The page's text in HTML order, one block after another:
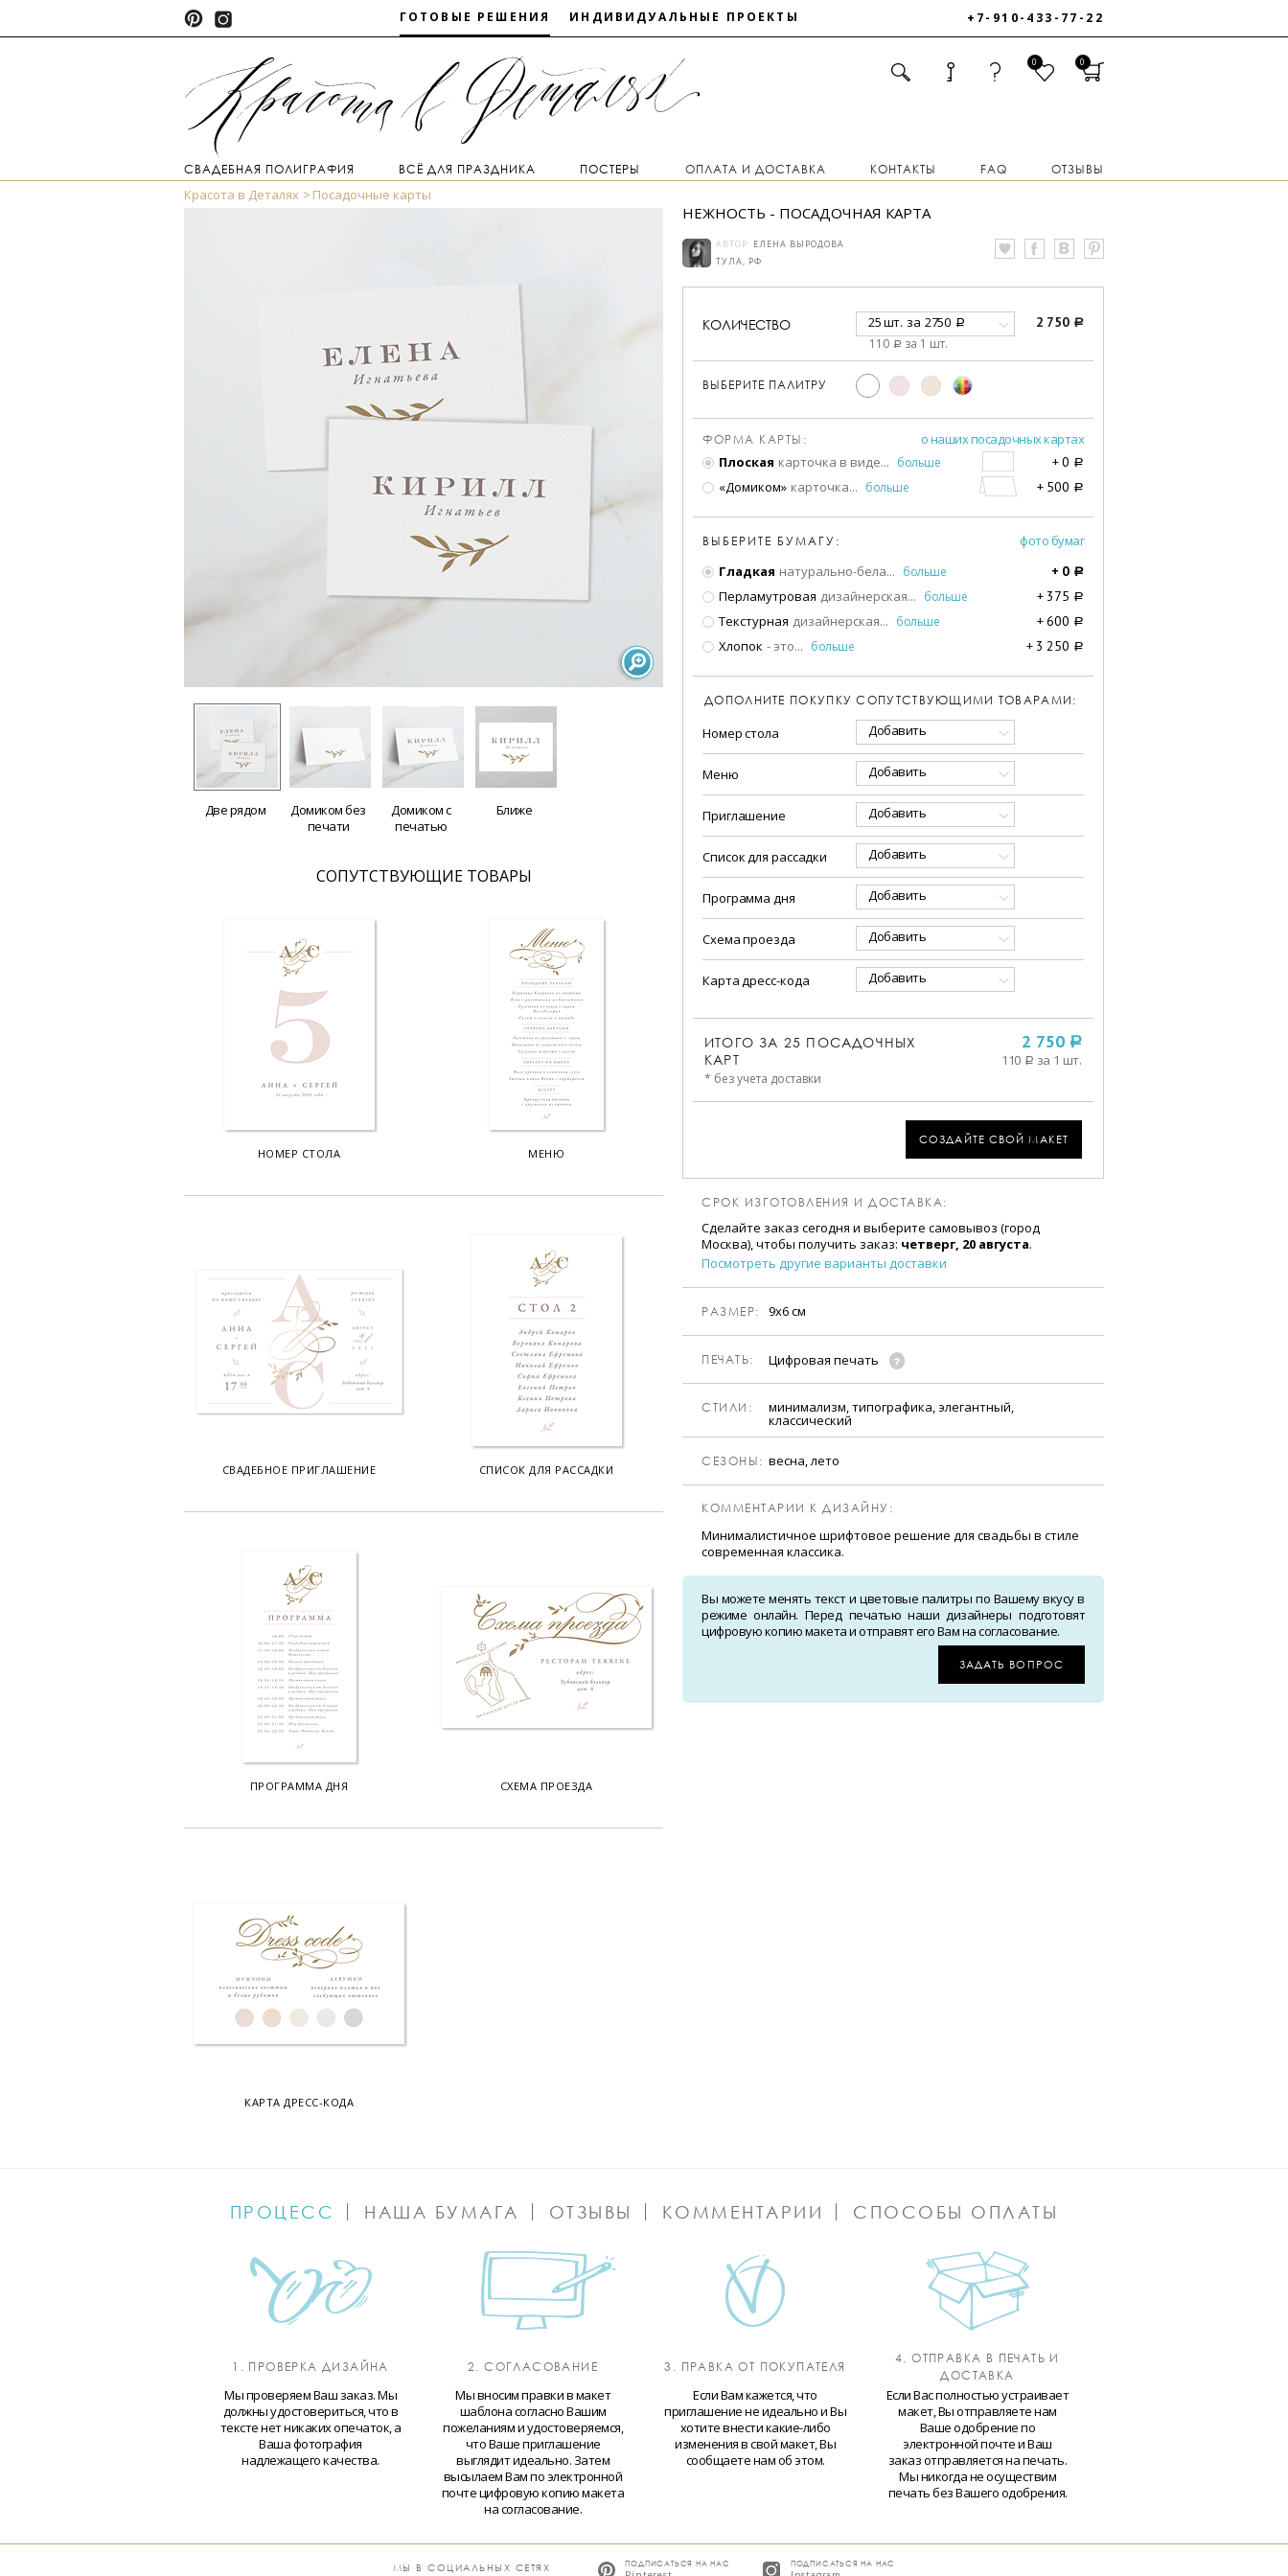
ГОТОВЫЕ РЕШЕНИЯ ИНДИВИДУАЛЬНЫЕ ПРОЕКТЫ +7-910-433-77-22
0 0
СВАДЕБНАЯ ПОЛИГРАФИЯ ВСЁ ДЛЯ ПРАЗДНИКА ПОСТЕРЫ ОПЛАТА И ДОСТАВКА КОНТАКТЫ FAQ ОТЗЫВЫ
Красота в Деталях Посадочные карты
Две рядом
Домиком без
печати
Домиком с
печатью
Ближе
CОПУТСТВУЮЩИЕ ТОВАРЫ
НОМЕР СТОЛА МЕНЮ
СВАДЕБНОЕ ПРИГЛАШЕНИЕ СПИСОК ДЛЯ РАССАДКИ
ПРОГРАММА ДНЯ СХЕМА ПРОЕЗДА
КАРТА ДРЕСС-КОДА
НЕЖНОСТЬ - ПОСАДОЧНАЯ КАРТА
АВТОР: ЕЛЕНА ВЫРОДОВА
ТУЛА, РФ
КОЛИЧЕСТВО 25 шт. за 2750 a
110 a за 1 шт.
2 750 a
ВЫБЕРИТЕ ПАЛИТРУ
ФОРМА КАРТЫ:
о наших посадочных картах
Плоская карточка в виде... больше + 0 a
«Домиком» карточка... больше + 500 a
ВЫБЕРИТЕ БУМАГУ:
фото бумаг
Гладкая натурально-бела... больше + 0 a
Перламутровая дизайнерская... больше + 375 a
Текстурная дизайнерская... больше + 600 a
Хлопок - это... больше + 3 250 a
ДОПОЛНИТЕ ПОКУПКУ СОПУТСТВУЮЩИМИ ТОВАРАМИ:
Номер стола Добавить
Меню Добавить
Приглашение Добавить
Список для рассадки Добавить
Программа дня Добавить
Схема проезда Добавить
Карта дресс-кода Добавить
ИТОГО ЗА 25 ПОСАДОЧНЫХ
КАРТ
* без учета доставки
2 750 a
110 a за 1 шт.
СОЗДАЙТЕ СВОЙ МАКЕТ
СРОК ИЗГОТОВЛЕНИЯ И ДОСТАВКА:
Сделайте заказ сегодня и выберите самовывоз (город
Москва), чтобы получить заказ: четверг, 20 августа.
Посмотреть другие варианты доставки
РАЗМЕР: 9х6 см
ПЕЧАТЬ: Цифровая печать
CТИЛИ: минимализм, типографика, элегантный,
классический
CЕЗОНЫ: весна, лето
КОММЕНТАРИИ К ДИЗАЙНУ:
Минималистичное шрифтовое решение для свадьбы в стиле
современная классика.
Вы можете менять текст и цветовые палитры по Вашему вкусу в
режиме онлайн. Перед печатью наши дизайнеры подготовят
цифровую копию макета и отправят его Вам на согласование.
ЗАДАТЬ ВОПРОС
ПРОЦЕСС НАША БУМАГА ОТЗЫВЫ КОММЕНТАРИИ СПОСОБЫ ОПЛАТЫ
1. ПРОВЕРКА ДИЗАЙНА
Мы проверяем Ваш заказ. Мы
должны удостовериться, что в
тексте нет никаких опечаток, а
Ваша фотография
надлежащего качества.
2. СОГЛАСОВАНИЕ
Мы вносим правки в макет
шаблона согласно Вашим
пожеланиям и удостоверяемся,
что Ваше приглашение
выглядит идеально. Затем
высылаем Вам по электронной
почте цифровую копию макета
на согласование.
3. ПРАВКА ОТ ПОКУПАТЕЛЯ
Если Вам кажется, что
приглашение не идеально и Вы
хотите внести какие-либо
изменения в свой макет, Вы
сообщаете нам об этом.
4. ОТПРАВКА В ПЕЧАТЬ И
ДОСТАВКА
Если Вас полностью устраивает
макет, Вы отправляете нам
Ваше одобрение по
электронной почте и Ваш
заказ отправляется на печать.
Мы никогда не осуществим
печать без Вашего одобрения.
МЫ В СОЦИАЛЬНЫХ СЕТЯХ ПОДПИСАТЬСЯ НА НАС ПОДПИСАТЬСЯ НА НАС